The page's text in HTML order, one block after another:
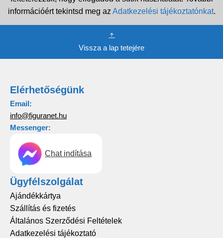
információért tekintsd meg az Adatkezelési tájékoztatónkat.
Vissza a lap tetejére
Elérhetőségünk
Email:
info@figuranet.hu
Messenger:
Chat indítása
Ügyfélszolgálat
Ajándékkártya
Szállítás és fizetés
Általános Szerződési Feltételek
Adatkezelési tájékoztató